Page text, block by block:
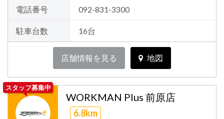
電話番号 092-831-3300
駐車台数 16台
店舗情報を見る 地図
スタッフ募集中
WORKMAN Plus 前原店
6.8km